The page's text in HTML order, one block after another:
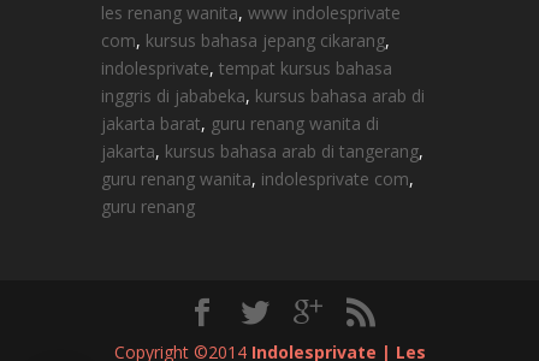
les renang wanita, www indolesprivate
com, kursus bahasa jepang cikarang,
indolesprivate, tempat kursus bahasa
inggris di jababeka, kursus bahasa arab di
jakarta barat, guru renang wanita di
jakarta, kursus bahasa arab di tangerang,
guru renang wanita, indolesprivate com,
guru renang
Copyright ©2014 Indolesprivate | Les